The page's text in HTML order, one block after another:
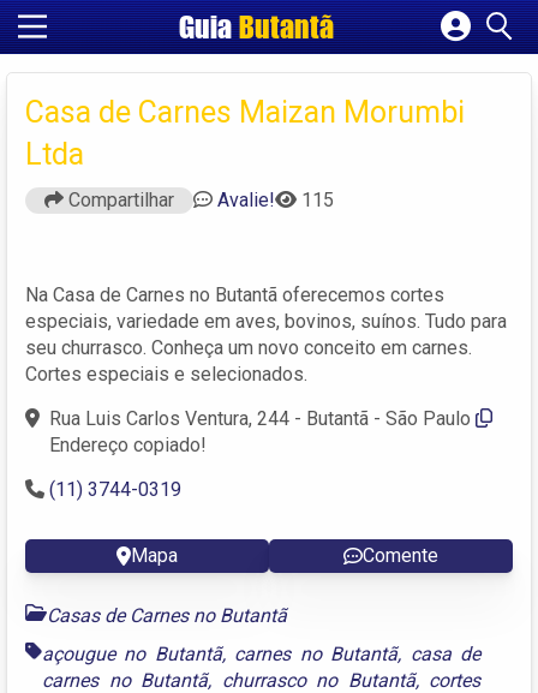
GuiaButantã
Cadastrar empresa
Criar conta
Casa de Carnes Maizan Morumbi
Ltda
Compartilhar Avalie! 115
Na Casa de Carnes no Butantã oferecemos cortes
especiais, variedade em aves, bovinos, suínos. Tudo para
seu churrasco. Conheça um novo conceito em carnes.
Cortes especiais e selecionados.
Rua Luis Carlos Ventura, 244 - Butantã - São Paulo
Endereço copiado!
(11) 3744-0319
Mapa Comente
Casas de Carnes no Butantã
açougue no Butantã, carnes no Butantã, casa de
carnes no Butantã, churrasco no Butantã, cortes